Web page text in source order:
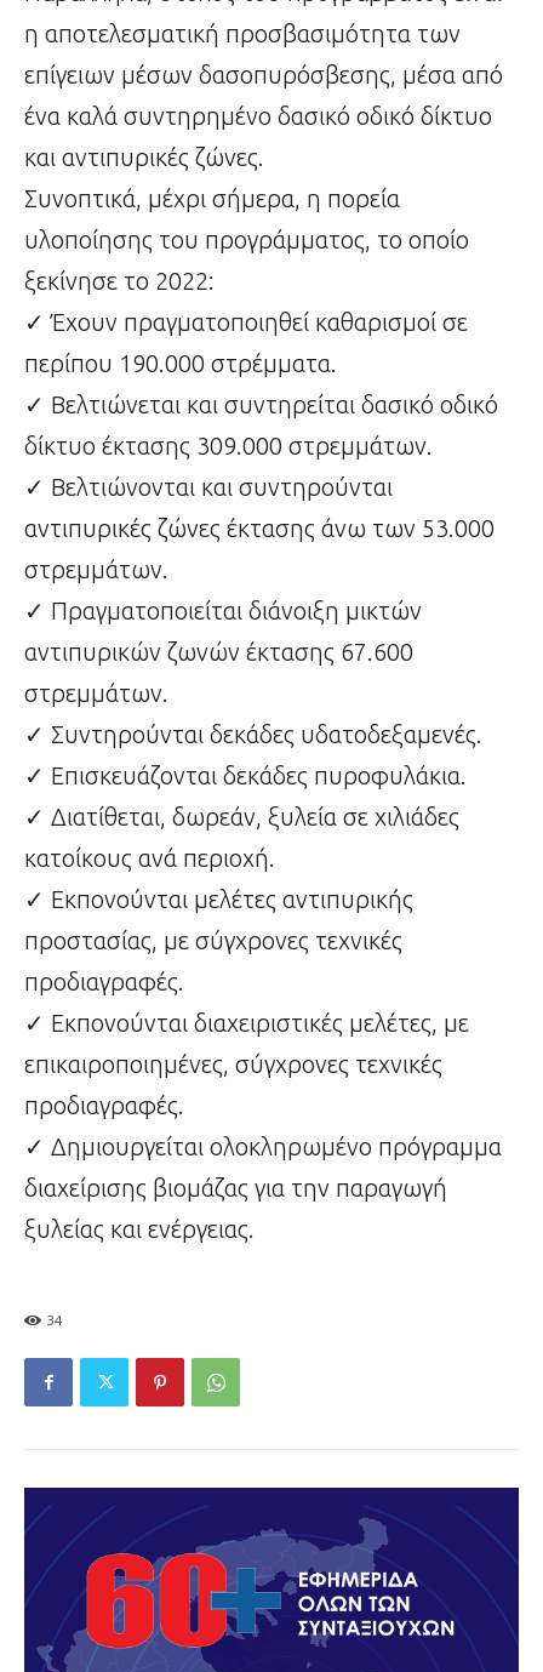
η αποτελεσματική προσβασιμότητα των
επίγειων μέσων δασοπυρόσβεσης, μέσα από
ένα καλά συντηρημένο δασικό οδικό δίκτυο
και αντιπυρικές ζώνες.
Συνοπτικά, μέχρι σήμερα, η πορεία
υλοποίησης του προγράμματος, το οποίο
ξεκίνησε το 2022:
✓ Έχουν πραγματοποιηθεί καθαρισμοί σε
περίπου 190.000 στρέμματα.
✓ Βελτιώνεται και συντηρείται δασικό οδικό
δίκτυο έκτασης 309.000 στρεμμάτων.
✓ Βελτιώνονται και συντηρούνται
αντιπυρικές ζώνες έκτασης άνω των 53.000
στρεμμάτων.
✓ Πραγματοποιείται διάνοιξη μικτών
αντιπυρικών ζωνών έκτασης 67.600
στρεμμάτων.
✓ Συντηρούνται δεκάδες υδατοδεξαμενές.
✓ Επισκευάζονται δεκάδες πυροφυλάκια.
✓ Διατίθεται, δωρεάν, ξυλεία σε χιλιάδες
κατοίκους ανά περιοχή.
✓ Εκπονούνται μελέτες αντιπυρικής
προστασίας, με σύγχρονες τεχνικές
προδιαγραφές.
✓ Εκπονούνται διαχειριστικές μελέτες, με
επικαιροποιημένες, σύγχρονες τεχνικές
προδιαγραφές.
✓ Δημιουργείται ολοκληρωμένο πρόγραμμα
διαχείρισης βιομάζας για την παραγωγή
ξυλείας και ενέργειας.
34